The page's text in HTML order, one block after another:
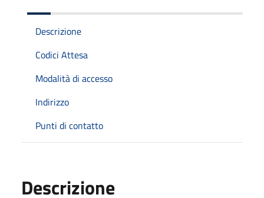
Descrizione
Codici Attesa
Modalità di accesso
Indirizzo
Punti di contatto
Descrizione